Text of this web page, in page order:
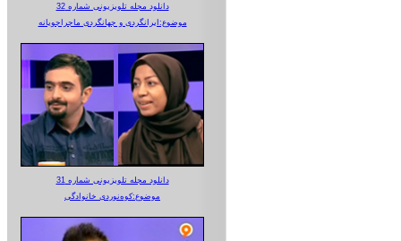
دانلود مجله تلویزیونی شماره 32
موضوع:ایرانگردی و جهانگردی ماجراجویانه
دانلود مجله تلویزیونی شماره 31
موضوع:کوه‌نوردی خانوادگی